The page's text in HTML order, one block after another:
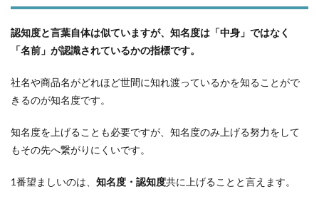
認知度と言葉自体は似ていますが、知名度は「中身」ではなく
「名前」が認識されているかの指標です。
社名や商品名がどれほど世間に知れ渡っているかを知ることがで
きるのが知名度です。
知名度を上げることも必要ですが、知名度のみ上げる努力をして
もその先へ繋がりにくいです。
1番望ましいのは、 知名度・認知度共に上げることと言えます。